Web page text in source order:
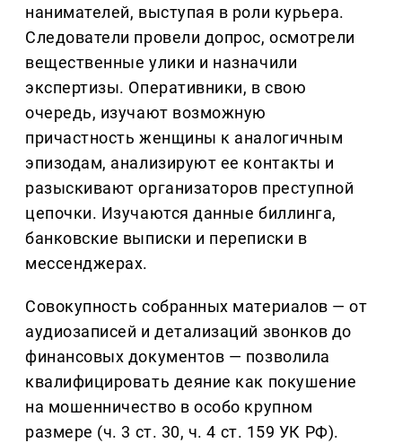
нанимателей, выступая в роли курьера.
Следователи провели допрос, осмотрели
вещественные улики и назначили
экспертизы. Оперативники, в свою
очередь, изучают возможную
причастность женщины к аналогичным
эпизодам, анализируют ее контакты и
разыскивают организаторов преступной
цепочки. Изучаются данные биллинга,
банковские выписки и переписки в
мессенджерах.
Совокупность собранных материалов — от
аудиозаписей и детализаций звонков до
финансовых документов — позволила
квалифицировать деяние как покушение
на мошенничество в особо крупном
размере (ч. 3 ст. 30, ч. 4 ст. 159 УК РФ).